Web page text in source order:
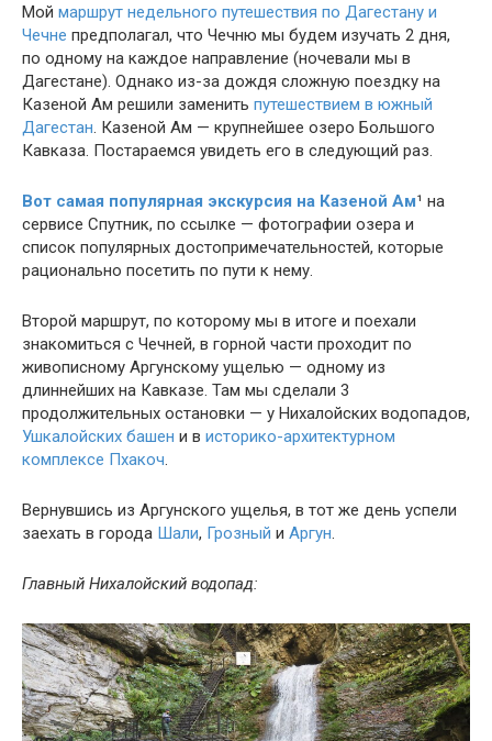
Мой маршрут недельного путешествия по Дагестану и
Чечне предполагал, что Чечню мы будем изучать 2 дня,
по одному на каждое направление (ночевали мы в
Дагестане). Однако из-за дождя сложную поездку на
Казеной Ам решили заменить путешествием в южный
Дагестан. Казеной Ам — крупнейшее озеро Большого
Кавказа. Постараемся увидеть его в следующий раз.
Вот самая популярная экскурсия на Казеной Ам¹ на
сервисе Спутник, по ссылке — фотографии озера и
список популярных достопримечательностей, которые
рационально посетить по пути к нему.
Второй маршрут, по которому мы в итоге и поехали
знакомиться с Чечней, в горной части проходит по
живописному Аргунскому ущелью — одному из
длиннейших на Кавказе. Там мы сделали 3
продолжительных остановки — у Нихалойских водопадов,
Ушкалойских башен и в историко-архитектурном
комплексе Пхакоч.
Вернувшись из Аргунского ущелья, в тот же день успели
заехать в города Шали, Грозный и Аргун.
Главный Нихалойский водопад: